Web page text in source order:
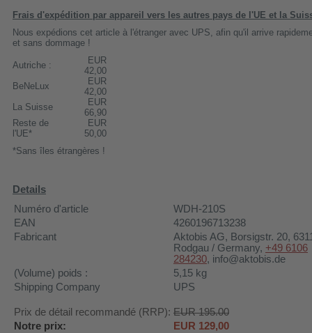
Frais d'expédition par appareil vers les autres pays de l'UE et la
Nous expédions cet article à l'étranger avec UPS, afin qu'il arrive
et sans dommage !
Autriche :
EUR
42,00
BeNeLux
EUR
42,00
La Suisse
EUR
66,90
Reste de
l'UE*
EUR
50,00
*Sans îles étrangères !
Details
Numéro d'article
WDH-210S
EAN
4260196713238
Fabricant
Aktobis AG, Borsigstr. 20,
Rodgau / Germany, +49 6106
284230, info@aktobis.de
(Volume) poids :
5,15 kg
Shipping Company
UPS
Prix de détail recommandé (RRP): EUR 195.00
Notre prix:
EUR 129,00